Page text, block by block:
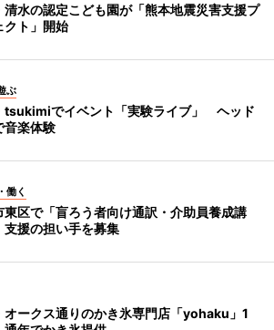
清水の認定こども園が「熊本地震災害支援プ
クト」開始
ぶ
tsukimiでイベント「実験ライブ」 ヘッド
音楽体験
働く
東区で「盲ろう者向け通訳・介助員養成講
援の担い手を募集
オークス通りのかき氷専門店「yohaku」1